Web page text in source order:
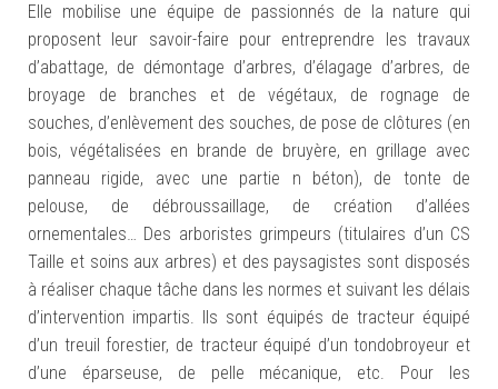
Elle mobilise une équipe de passionnés de la nature qui
proposent leur savoir-faire pour entreprendre les travaux
d’abattage, de démontage d’arbres, d’élagage d’arbres, de
broyage de branches et de végétaux, de rognage de
souches, d’enlèvement des souches, de pose de clôtures (en
bois, végétalisées en brande de bruyère, en grillage avec
panneau rigide, avec une partie n béton), de tonte de
pelouse, de débroussaillage, de création d’allées
ornementales… Des arboristes grimpeurs (titulaires d’un CS
Taille et soins aux arbres) et des paysagistes sont disposés
à réaliser chaque tâche dans les normes et suivant les délais
d’intervention impartis. Ils sont équipés de tracteur équipé
d’un treuil forestier, de tracteur équipé d’un tondobroyeur et
d’une éparseuse, de pelle mécanique, etc. Pour les